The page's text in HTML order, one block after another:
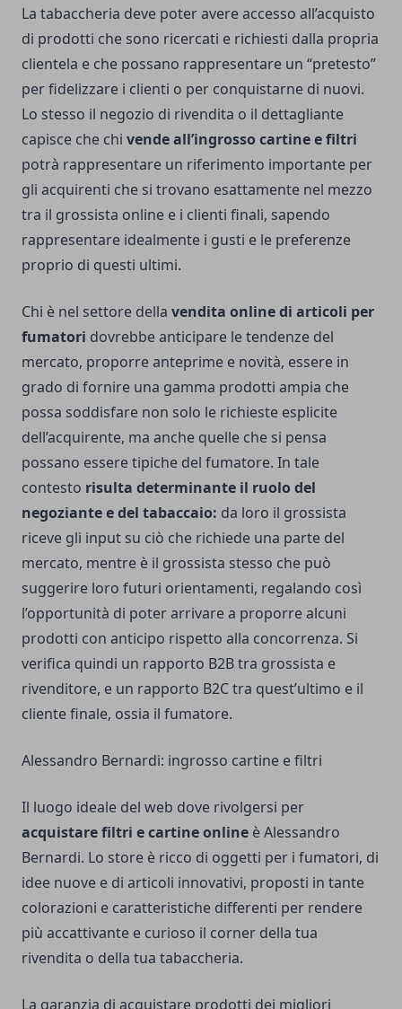
La tabaccheria deve poter avere accesso all’acquisto
di prodotti che sono ricercati e richiesti dalla propria
clientela e che possano rappresentare un “pretesto”
per fidelizzare i clienti o per conquistarne di nuovi.
Lo stesso il negozio di rivendita o il dettagliante
capisce che chi vende all’ingrosso cartine e filtri
potrà rappresentare un riferimento importante per
gli acquirenti che si trovano esattamente nel mezzo
tra il grossista online e i clienti finali, sapendo
rappresentare idealmente i gusti e le preferenze
proprio di questi ultimi.
Chi è nel settore della vendita online di articoli per
fumatori dovrebbe anticipare le tendenze del
mercato, proporre anteprime e novità, essere in
grado di fornire una gamma prodotti ampia che
possa soddisfare non solo le richieste esplicite
dell’acquirente, ma anche quelle che si pensa
possano essere tipiche del fumatore. In tale
contesto risulta determinante il ruolo del
negoziante e del tabaccaio: da loro il grossista
riceve gli input su ciò che richiede una parte del
mercato, mentre è il grossista stesso che può
suggerire loro futuri orientamenti, regalando così
l’opportunità di poter arrivare a proporre alcuni
prodotti con anticipo rispetto alla concorrenza. Si
verifica quindi un rapporto B2B tra grossista e
rivenditore, e un rapporto B2C tra quest’ultimo e il
cliente finale, ossia il fumatore.
Alessandro Bernardi: ingrosso cartine e filtri
Il luogo ideale del web dove rivolgersi per
acquistarefiltri e cartine online è Alessandro
Bernardi. Lo store è ricco di oggetti per i fumatori, di
idee nuove e di articoli innovativi, proposti in tante
colorazioni e caratteristiche differenti per rendere
più accattivante e curioso il corner della tua
rivendita o della tua tabaccheria.
La garanzia di acquistare prodotti dei migliori